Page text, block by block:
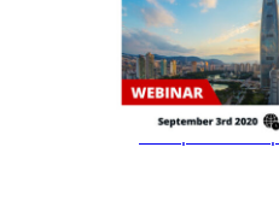
בדרום קוריאה